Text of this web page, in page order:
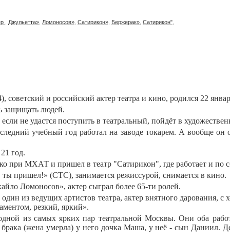
Джульетта» Ломоносов» Сатирикон» Бержерак» Сатирикон"
советский и российский актер театра и кино, родился 22
защищать людей.
не удастся поступить в театральный, пойдёт в
учебный год работал на заводе токарем. А вообще он
год.
при МХАТ и пришел в театр "Сатирикон", где работает и по
ты пришел!» (СТС), занимается режиссурой, снимается в кино.
Ломоносов», актер сыграл более 65-ти ролей.
из ведущих артистов театра, актер внятного дарования,
резкий, яркий».
из самых ярких пар театральной Москвы. Они оба
(жена умерла) у него дочка Маша, у неё - сын Даниил.